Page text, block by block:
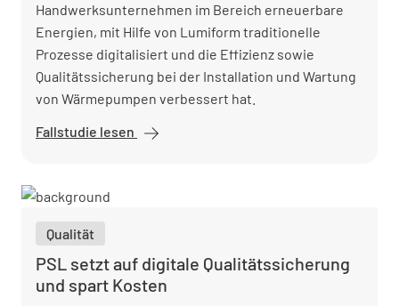
Handwerksunternehmen im Bereich erneuerbare
Energien, mit Hilfe von Lumiform traditionelle
Prozesse digitalisiert und die Effizienz sowie
Qualitätssicherung bei der Installation und Wartung
von Wärmepumpen verbessert hat.
Fallstudie lesen
dekarbo° setzt
Qualität
PSL setzt auf digitale Qualitätssicherung
und spart Kosten